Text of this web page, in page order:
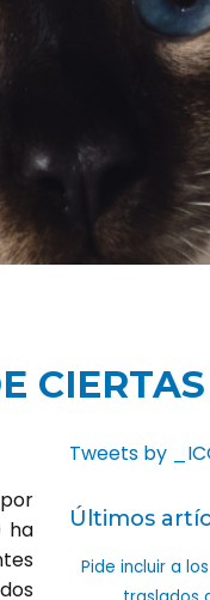
ha
Tweets by
Últimos
Pide incluir a